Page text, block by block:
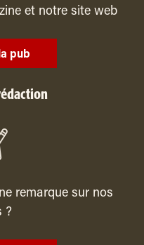
et notre site web
pub
remarque sur nos
?